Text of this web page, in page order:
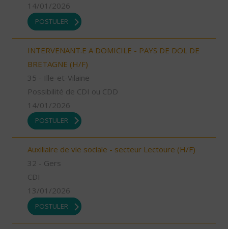
14/01/2026
POSTULER
INTERVENANT.E A DOMICILE - PAYS DE DOL DE
BRETAGNE (H/F)
35 - Ille-et-Vilaine
Possibilité de CDI ou CDD
14/01/2026
POSTULER
Auxiliaire de vie sociale - secteur Lectoure (H/F)
32 - Gers
CDI
13/01/2026
POSTULER